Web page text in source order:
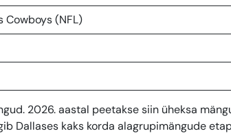
Cowboys (NFL)
2026. aastal peetakse siin üheksa
Dallases kaks korda alagrupimängude